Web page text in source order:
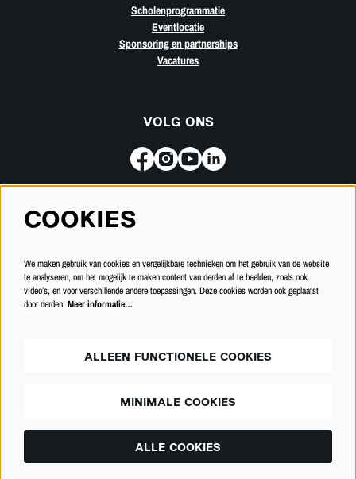
Scholenprogrammatie
Eventlocatie
Sponsoring en partnerships
Vacatures
VOLG ONS
Meld je aan voor de nieuwsbrief
INSCHRIJVEN
Powered byCultureSuite
COOKIES
We maken gebruik van cookies en vergelijkbare technieken om het gebruik van de website
te analyseren, om het mogelijk te maken content van derden af te beelden, zoals ook
video’s, en voor verschillende andere toepassingen. Deze cookies worden ook geplaatst
door derden. Meer informatie…
ALLEEN FUNCTIONELE COOKIES
MINIMALE COOKIES
ALLE COOKIES